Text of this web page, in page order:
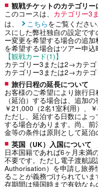
観戦チケットのカテゴリー
このコースは、 カテゴリー3
は、
こちらをご覧くださ
スにした弊社独自の設定で
ー変更を希望する場合の追
を希望する場合はツアー申込
【観戦カード(1)】
カテゴリー3または2→カテ
カテゴリー3または2→カテ
旅行日程の延長について
お客様のご希望により旅行
（延泊）する場合は、追加
￥21,000（2名1室利用）、
ただし、延泊する日数によ
する場合があります。尚、
金等の条件は原則として延泊
英国（UK）入国について
日本国籍であれば6ヶ月未満
不要です。ただし電子渡航
Authorisation）を申請し旅
ることが義務づけられてい
存期間は帰国時まで有効な